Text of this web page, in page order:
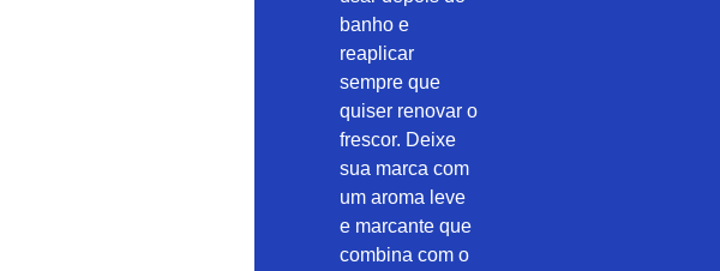
banho e
reaplicar
sempre que
quiser renovar o
frescor. Deixe
sua marca com
um aroma leve
e marcante que
combina com o